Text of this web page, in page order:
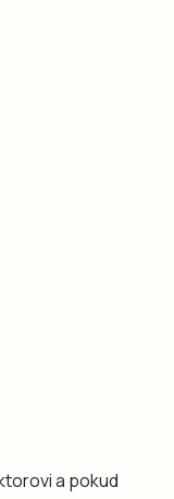
a pokud